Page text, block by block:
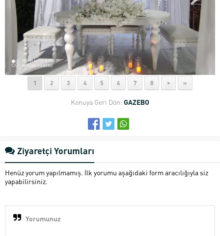
1 2 3 4 5 6 7 8 > »
Konuya Geri Dön: GAZEBO
Ziyaretçi Yorumları
Henüz yorum yapılmamış. İlk yorumu aşağıdaki form aracılığıyla siz
yapabilirsiniz.